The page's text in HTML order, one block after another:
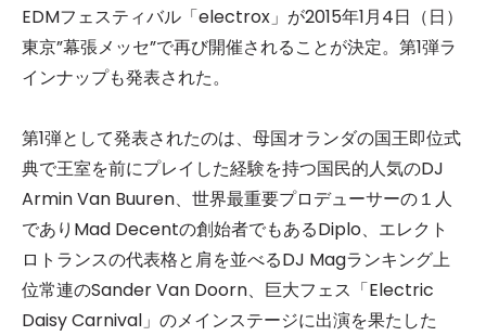
EDMフェスティバル「electrox」が2015年1月4日（日）
東京”幕張メッセ”で再び開催されることが決定。第1弾ラ
インナップも発表された。
第1弾として発表されたのは、母国オランダの国王即位式
典で王室を前にプレイした経験を持つ国民的人気のDJ
Armin Van Buuren、世界最重要プロデューサーの１人
でありMad Decentの創始者でもあるDiplo、エレクト
ロトランスの代表格と肩を並べるDJ Magランキング上
位常連のSander Van Doorn、巨大フェス「Electric
Daisy Carnival」のメインステージに出演を果たした